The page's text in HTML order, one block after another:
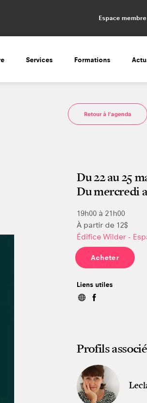
Espace membre
Services Formations
Retour à l'agenda
Du 22 au 25
Du mercredi
19h00 à 21h00
À partir de 12$
Édifice Wilder -
Acheter
Liens utiles
Profils